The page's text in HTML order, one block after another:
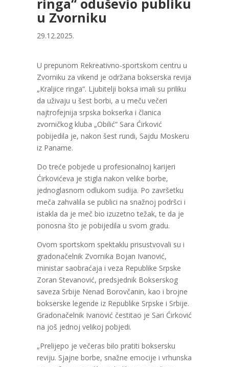
u Zvorniku
29.12.2025.
U prepunom Rekreativno-sportskom centru u
Zvorniku za vikend je održana bokserska revija
„Кraljice ringa“. Ljubitelji boksa imali su priliku
da uživaju u šest borbi, a u meču večeri
najtrofejnija srpska bokserka i članica
zvorničkog kluba „Obilić“ Sara Ćirković
pobijedila je, nakon šest rundi, Sajdu Moskeru
iz Paname.
Do treće pobjede u profesionalnoj karijeri
Ćirkovićeva je stigla nakon velike borbe,
jednoglasnom odlukom sudija. Po završetku
meča zahvalila se publici na snažnoj podršci i
istakla da je meč bio izuzetno težak, te da je
ponosna što je pobijedila u svom gradu.
Ovom sportskom spektaklu prisustvovali su i
gradonačelnik Zvornika Bojan Ivanović,
ministar saobraćaja i veza Republike Srpske
Zoran Stevanović, predsjednik Bokserskog
saveza Srbije Nenad Borovčanin, kao i brojne
bokserske legende iz Republike Srpske i Srbije.
Gradonačelnik Ivanović čestitao je Sari Ćirković
na još jednoj velikoj pobjedi.
„Prelijepo je večeras bilo pratiti boksersku
reviju. Sjajne borbe, snažne emocije i vrhunska